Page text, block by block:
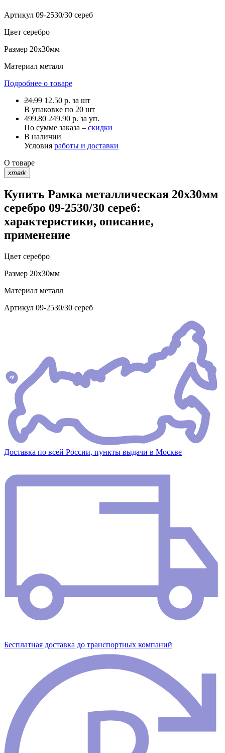
Артикул 09-2530/30 сереб
Цвет серебро
Размер 20х30мм
Материал металл
Подробнее о товаре
24.99 12.50 р. за шт
В упаковке по 20 шт
499.80 249.90 р. за уп.
По сумме заказа – скидки
В наличии
Условия работы и доставки
О товаре
xmark
Купить Рамка металлическая 20х30мм
серебро 09-2530/30 сереб:
характеристики, описание,
применение
Цвет серебро
Размер 20х30мм
Материал металл
Артикул 09-2530/30 сереб
Доставка по всей России, пункты выдачи в Москве
Бесплатная доставка до транспортных компаний